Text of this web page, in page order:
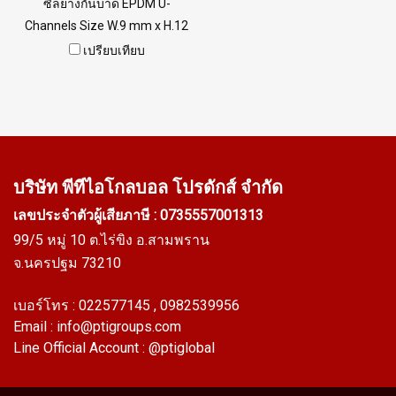
ซีลยางกันบาด EPDM U-
Channels Size W.9 mm x H.12
mm x G.5 mm ซีลยางกันบาด
ดี มีความยืดหยุ่น สามารถติดตั้ง
ไอน้ำ น้ำร้อน UV Ozone และ
ต่อความร้อนได้สูงถึง +160ºC
Tel : 022577145 MB :
0982539956 / E-mail :
: @PTIGLOBAL
เปรียบเทียบ
บริษัท พีทีไอโกลบอล โปรดักส์ จำกัด
เลขประจำตัวผู้เสียภาษี : 0735557001313
99/5 หมู่ 10 ต.ไร่ขิง อ.สามพราน
จ.นครปฐม 73210
เบอร์โทร : 022577145 , 0982539956
Email : info@ptigroups.com
Line Official Account : @ptiglobal